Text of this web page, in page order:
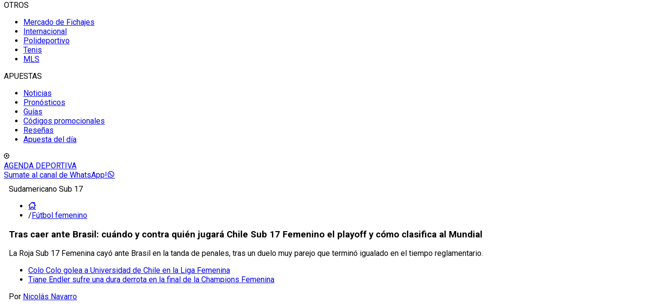
OTROS
Mercado de Fichajes
Internacional
Polideportivo
Tenis
MLS
APUESTAS
Noticias
Pronósticos
Guías
Códigos promocionales
Reseñas
Apuesta del día
AGENDA DEPORTIVA
Sumate al canal de WhatsApp!
Sudamericano Sub 17
/Fútbol femenino
Tras caer ante Brasil: cuándo y contra quién jugará Chile Sub 17 Femenino el playoff y cómo clasifica al Mundial
La Roja Sub 17 Femenina cayó ante Brasil en la tanda de penales, tras un duelo muy parejo que terminó igualado en el tiempo reglamentario.
Colo Colo golea a Universidad de Chile en la Liga Femenina
Tiane Endler sufre una dura derrota en la final de la Champions Femenina
Por Nicolás Navarro